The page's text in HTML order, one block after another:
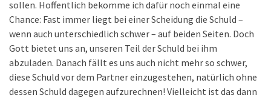
sollen. Hoffentlich bekomme ich dafür noch einmal eine
Chance: Fast immer liegt bei einer Scheidung die Schuld –
wenn auch unterschiedlich schwer – auf beiden Seiten. Doch
Gott bietet uns an, unseren Teil der Schuld bei ihm
abzuladen. Danach fällt es uns auch nicht mehr so schwer,
diese Schuld vor dem Partner einzugestehen, natürlich ohne
dessen Schuld dagegen aufzurechnen! Vielleicht ist das dann